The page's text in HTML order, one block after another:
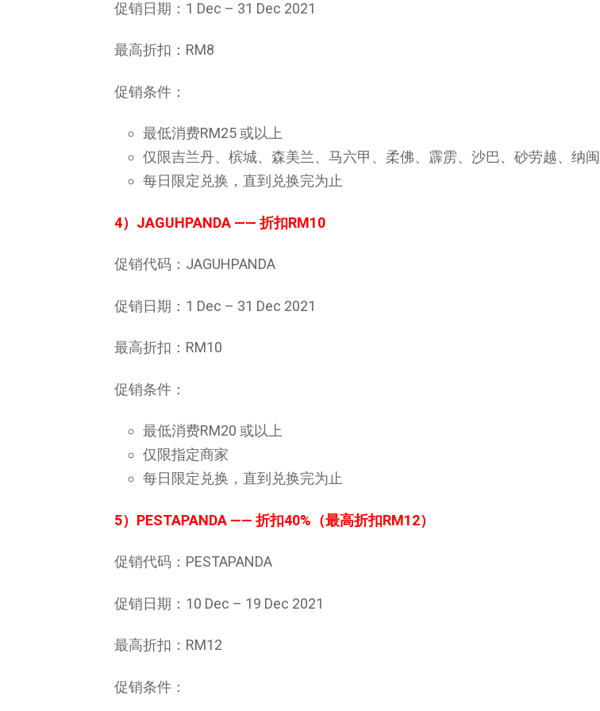
促销日期：1 Dec – 31 Dec 2021
最高折扣：RM8
促销条件：
最低消费RM25 或以上
仅限吉兰丹、槟城、森美兰、马六甲、柔佛、霹雳、沙巴、砂劳越、纳闽
每日限定兑换，直到兑换完为止
4） JAGUHPANDA —— 折扣RM10
促销代码：JAGUHPANDA
促销日期：1 Dec – 31 Dec 2021
最高折扣：RM10
促销条件：
最低消费RM20 或以上
仅限指定商家
每日限定兑换，直到兑换完为止
5）PESTAPANDA —— 折扣40%（最高折扣RM12）
促销代码：PESTAPANDA
促销日期：10 Dec – 19 Dec 2021
最高折扣：RM12
促销条件：